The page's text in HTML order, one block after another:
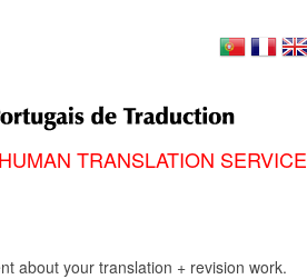
TRANSLATION SERVICE
about your translation + revision work.